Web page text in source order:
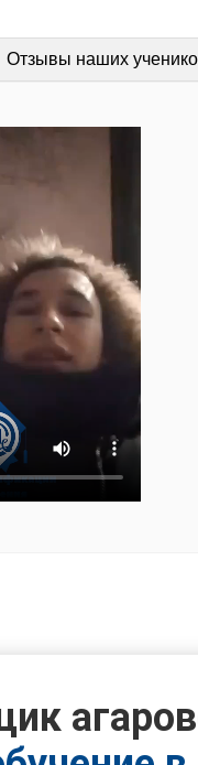
Отзывы наших